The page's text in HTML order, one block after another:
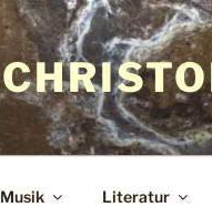
Musik Literatur